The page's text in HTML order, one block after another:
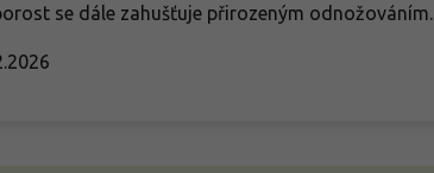
se dále zahušťuje přirozeným odnožováním.